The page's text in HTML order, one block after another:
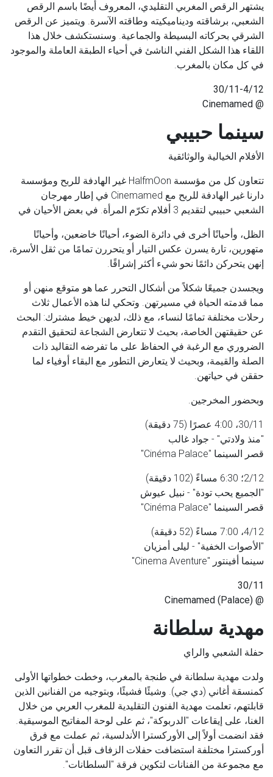
يشتهر الرقص المغربي التقليدي، المعروف أيضًا باسم الرقص
الشعبي، برشاقته وديناميكيته وطاقته الآسرة. ويتميز عن الرقص
الشرقي بحركاته البسيطة والجماعية. وسنستكشف خلال هذا
اللقاء هذا الشكل الفني الناشئ في أحياء الطبقة العاملة والموجود
في كل مكان بالمغرب.
30/11-4/12
@ Cinemamed
سينما حبيبي
الأفلام الخيالية والوثائقية
تتعاون كل من مؤسسة HalfmOon غير الهادفة للربح ومؤسسة
دارنا غير الهادفة للربح مع Cinemamed في إطار مهرجان
الشعبي حبيبي لتقديم 3 أفلام تكرّم المرأة. في بعض الأحيان في
الظل، وأحيانًا أخرى في دائرة الضوء، أحيانًا خاضعين، وأحيانًا
متهورين، تارة يسرن عكس التيار أو يتحررن تمامًا من ثقل الأسرة،
إنهن يتحركن دائمًا نحو شيء أكثر إشراقًا.
ويجسدن جميعًا شكلاً من أشكال التحرر عما هو متوقع منهن أو
مما قدمته الحياة في مسيرتهن. وتحكي لنا هذه الأعمال ثلاث
رحلات مختلفة تمامًا لنساء، مع ذلك، لديهن خيط مشترك: البحث
عن حقيقتهن الخاصة، بحيث لا تتعارض الشجاعة لتحقيق التقدم
الضروري مع الرغبة في الحفاظ على ما تفرضه التقاليد ذات
الصلة والقيمة، وبحيث لا يتعارض التطور مع البقاء أوفياء لما
حققن في حياتهن.
وبحضور المخرجين.
30/11، 4:00 عصرًا (75 دقيقة)
"منذ ولادتي" - جواد غالب
قصر السينما "Cinéma Palace
"
2/12؛ 6:30 مساءً (102 دقيقة)
"الجميع يحب تودة" - نبيل عيوش
قصر السينما "Cinéma Palace
"
4/12، 7:00 مساءً (52 دقيقة)
"الأصوات الخفية" - ليلى أمزيان
سينما أفينتور "Cinema Aventure
"
30/11
@ Cinemamed (Palace)
مهدية سلطانة
حفلة الشعبي والراي
ولدت مهدية سلطانة في طنجة بالمغرب، وخطت خطواتها الأولى
كمنسقة أغاني (دي جي). وشيئًا فشيئًا، وبتوجيه من الفنانين الذين
قابلتهم، تعلمت مهدية الفنون التقليدية للمغرب العربي من خلال
الغنا، على إيقاعات "الدربوكة"، ثم على لوحة المفاتيح الموسيقية.
فقد انضمت أولاً إلى الأوركسترا الأندلسية، ثم عملت مع فرق
أوركسترا مختلفة استضافت حفلات الزفاف قبل أن تقرر التعاون
مع مجموعة من الفنانات لتكوين فرقة "السلطانات".